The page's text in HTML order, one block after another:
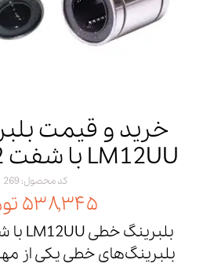
خرید و قیمت
LM12UU با شفت 12 میلیمتر
کد محصول: 269
۵۳۸,۳۴۵ تومان
بلبرینگ خطی LM12UU با شفت 12 میلیمتر
بلبرینگ‌های خطی یکی از